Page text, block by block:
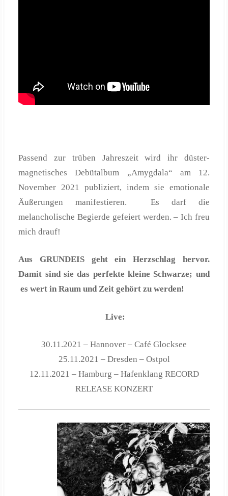
Passend zur trüben Jahreszeit wird ihr düster-
magnetisches Debütalbum „Amygdala“ am 12.
November 2021 publiziert, indem sie emotionale
Äußerungen manifestieren. Es darf die
melancholische Begierde gefeiert werden. – Ich freu
mich drauf!
Aus GRUNDEIS geht ein Herzschlag hervor.
Damit sind sie das perfekte kleine Schwarze; und
es wert in Raum und Zeit gehört zu werden!
Live:
30.11.2021 – Hannover – Café Glocksee
25.11.2021 – Dresden – Ostpol
12.11.2021 – Hamburg – Hafenklang RECORD
RELEASE KONZERT